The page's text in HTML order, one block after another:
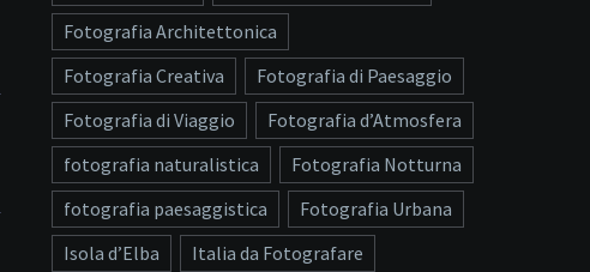
Fotografia Architettonica
Fotografia Creativa
Fotografia di Paesaggio
Fotografia di Viaggio
Fotografia d’Atmosfera
fotografia naturalistica
Fotografia Notturna
fotografia paesaggistica
Fotografia Urbana
Isola d’Elba
Italia da Fotografare